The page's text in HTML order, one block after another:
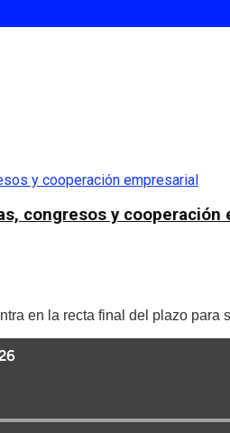
congresos y cooperación
en la recta final del plazo